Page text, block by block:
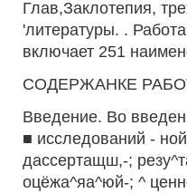
Глав,Заклотепия,
'литературы. .
включает 251
СОДЕРЖАНКЕ
Введение. Во
■ исследований -
дассертащш,-;
оцёжа^яа^юй-; ^